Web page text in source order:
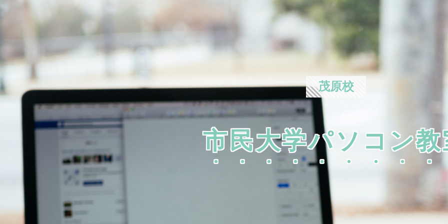
茂原校
市民大学パソコン